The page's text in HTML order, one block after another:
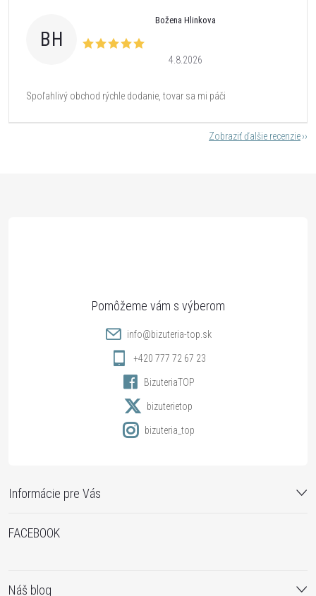
BH
Božena Hlinkova
4.8.2026
Spoľahlivý obchod rýchle dodanie, tovar sa mi páči
Zobraziť ďalšie recenzie
Informácie pre Vás
info@bizuteria-top.sk
+420 777 72 67 23
BizuteriaTOP
bizuterietop
bizuteria_top
FACEBOOK
Náš blog